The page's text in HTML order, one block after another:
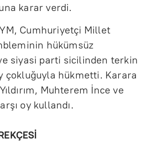
karar verdi.
Cumhuriyetçi Millet
hükümsüz
siyasi parti sicilinden terkin
çokluğuyla hükmetti. Karara
Muhterem İnce ve
oy kullandı.